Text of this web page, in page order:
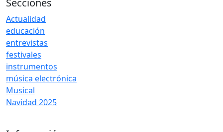
Secciones
Actualidad
educación
entrevistas
festivales
instrumentos
música electrónica
Musical
Navidad 2025